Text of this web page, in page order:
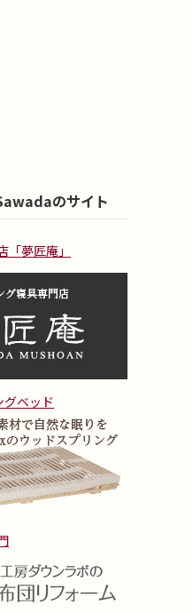
のサイト
夢匠庵」
ベッド